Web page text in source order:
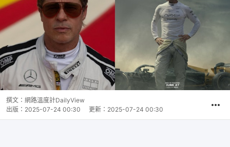
撰文： 網路溫度計DailyView
出版： 2025-07-24 00:30 更新： 2025-07-24 00:30